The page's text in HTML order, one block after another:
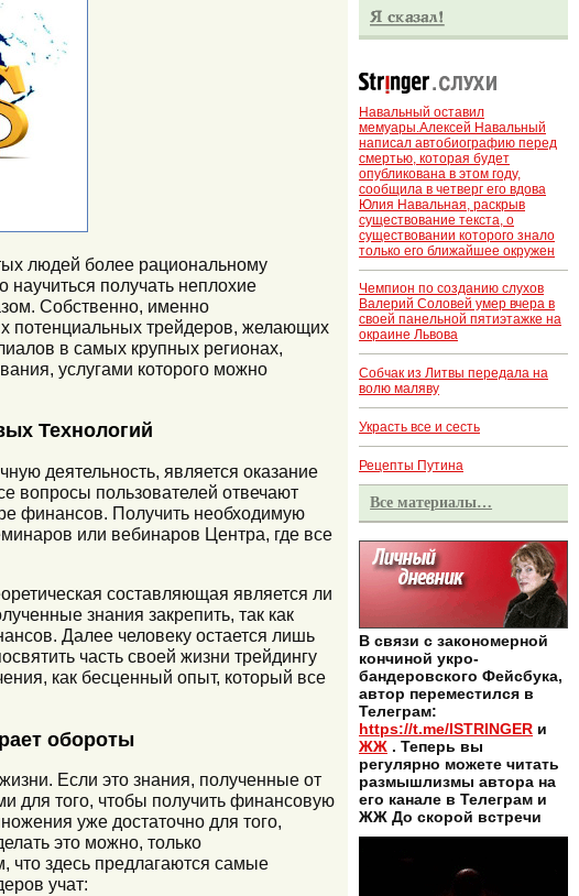
людей более рациональному
получать неплохие
Собственно, именно
потенциальных трейдеров, желающих
в самых крупных регионах,
услугами которого можно
Технологий
деятельность, является оказание
вопросы пользователей отвечают
финансов. Получить необходимую
или вебинаров Центра, где все
составляющая является ли
знания закрепить, так как
Далее человеку остается лишь
часть своей жизни трейдингу
как бесценный опыт, который все
обороты
Если это знания, полученные от
для того, чтобы получить финансовую
уже достаточно для того,
это можно, только
что здесь предлагаются самые
учат:
Навальный оставил
мемуары.Алексей Навальный
написал автобиографию перед
смертью, которая будет
опубликована в этом году,
сообщила в четверг его вдова
Юлия Навальная, раскрыв
существование текста, о
существовании которого знало
только его ближайшее окружен
Чемпион по созданию слухов
Валерий Соловей умер вчера в
своей панельной пятиэтажке на
окраине Львова
Собчак из Литвы передала на
волю маляву
Украсть все и сесть
Рецепты Путина
Все материалы…
В связи с закономерной
кончиной укро-
бандеровского Фейсбука,
автор переместился в
Телеграм:
https://t.me/ISTRINGER и
ЖЖ . Теперь вы
регулярно можете читать
размышлизмы автора на
его канале в Телеграм и
ЖЖ До скорой встречи